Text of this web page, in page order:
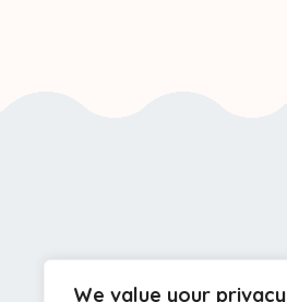
We value your privacy